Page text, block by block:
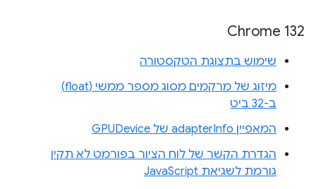
Chrome 132
שימוש בתצוגת הטקסטורה
מיזוג של מרקמים מסוג מספר ממשי (float)
ב-32 ביט
המאפיין adapterInfo של GPUDevice
הגדרת הקשר של לוח הציור בפורמט לא תקין
גורמת לשגיאת JavaScript